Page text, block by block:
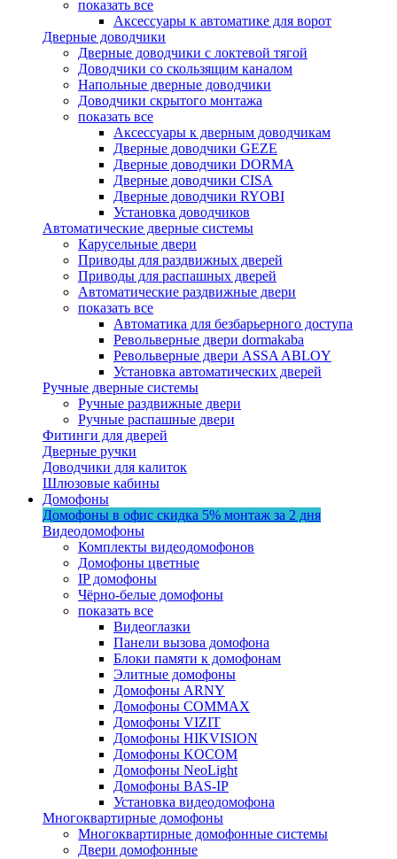
показать все
Аксессуары к автоматике для ворот
Дверные доводчики
Дверные доводчики с локтевой тягой
Доводчики со скользящим каналом
Напольные дверные доводчики
Доводчики скрытого монтажа
показать все
Аксессуары к дверным доводчикам
Дверные доводчики GEZE
Дверные доводчики DORMA
Дверные доводчики CISA
Дверные доводчики RYOBI
Установка доводчиков
Автоматические дверные системы
Карусельные двери
Приводы для раздвижных дверей
Приводы для распашных дверей
Автоматические раздвижные двери
показать все
Автоматика для безбарьерного доступа
Револьверные двери dormakaba
Револьверные двери ASSA ABLOY
Установка автоматических дверей
Ручные дверные системы
Ручные раздвижные двери
Ручные распашные двери
Фитинги для дверей
Дверные ручки
Доводчики для калиток
Шлюзовые кабины
Домофоны
Домофоны в офис скидка 5% монтаж за 2 дня
Видеодомофоны
Комплекты видеодомофонов
Домофоны цветные
IP домофоны
Чёрно-белые домофоны
показать все
Видеоглазки
Панели вызова домофона
Блоки памяти к домофонам
Элитные домофоны
Домофоны ARNY
Домофоны COMMAX
Домофоны VIZIT
Домофоны HIKVISION
Домофоны KOCOM
Домофоны NeoLight
Домофоны BAS-IP
Установка видеодомофона
Многоквартирные домофоны
Многоквартирные домофонные системы
Двери домофонные